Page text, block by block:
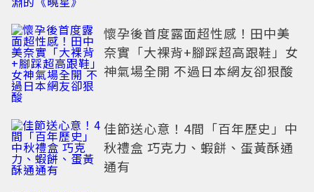
懷孕後首度露面超性感！田中美
奈實「大裸背+腳踩超高跟鞋」女
神氣場全開 不過日本網友卻狠酸
佳節送心意！4間「百年歷史」中
秋禮盒 巧克力、蝦餅、蛋黃酥通
通有